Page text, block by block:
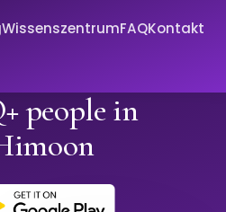
WissenszentrumFAQKontakt
people in